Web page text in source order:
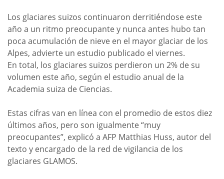
Los glaciares suizos continuaron derritiéndose este
año a un ritmo preocupante y nunca antes hubo tan
poca acumulación de nieve en el mayor glaciar de los
Alpes, advierte un estudio publicado el viernes.
En total, los glaciares suizos perdieron un 2% de su
volumen este año, según el estudio anual de la
Academia suiza de Ciencias.
Estas cifras van en línea con el promedio de estos diez
últimos años, pero son igualmente “muy
preocupantes”, explicó a AFP Matthias Huss, autor del
texto y encargado de la red de vigilancia de los
glaciares GLAMOS.